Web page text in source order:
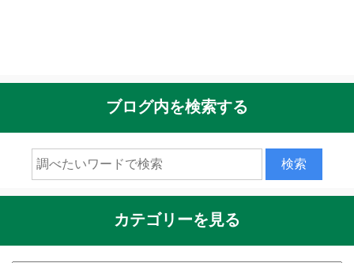
ブログ内を検索する
カテゴリーを見る